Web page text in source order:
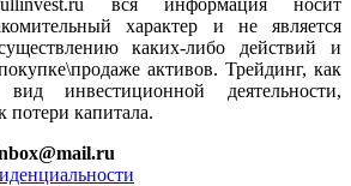
вся информация носит
характер и не является
каких-либо действий и
активов. Трейдинг, как
инвестиционной деятельности,
потери капитала.